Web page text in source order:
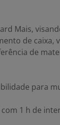
Mais,
de caixa,
de
para
1 h de